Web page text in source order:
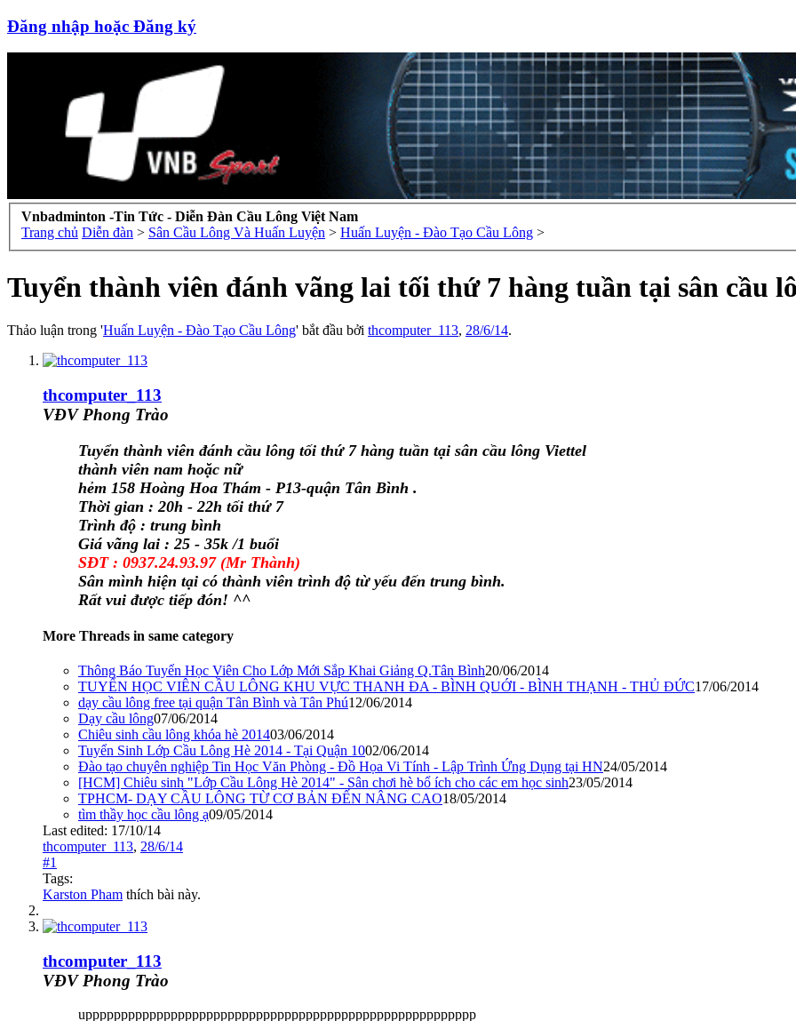
Đăng nhập hoặc Đăng ký
Vnbadminton -Tin Tức - Diễn Đàn Cầu Lông Việt Nam
Trang chủ Diễn đàn > Sân Cầu Lông Và Huấn Luyện > Huấn Luyện - Đào Tạo Cầu Lông >
Tuyển thành viên đánh vãng lai tối thứ 7 hàng tuần tại sân cầu
Thảo luận trong 'Huấn Luyện - Đào Tạo Cầu Lông' bắt đầu bởi thcomputer_113, 28/6/14.
thcomputer_113
VĐV Phong Trào
Tuyển thành viên đánh cầu lông tối thứ 7 hàng tuần tại sân cầu lông Viettel
thành viên nam hoặc nữ
hẻm 158 Hoàng Hoa Thám - P13-quận Tân Bình .
Thời gian : 20h - 22h tối thứ 7
Trình độ : trung bình
Giá vãng lai : 25 - 35k /1 buổi
SĐT : 0937.24.93.97 (Mr Thành)
Sân mình hiện tại có thành viên trình độ từ yếu đến trung bình.
Rất vui được tiếp đón! ^^
More Threads in same category
Thông Báo Tuyển Học Viên Cho Lớp Mới Sắp Khai Giảng Q.Tân Bình20/06/2014
TUYỂN HỌC VIÊN CẦU LÔNG KHU VỰC THANH ĐA - BÌNH QUỚI - BÌNH THẠNH - THỦ ĐỨC17/06/2014
dạy cầu lông free tại quận Tân Bình và Tân Phú12/06/2014
Dạy cầu lông07/06/2014
Chiêu sinh cầu lông khóa hè 201403/06/2014
Tuyển Sinh Lớp Cầu Lông Hè 2014 - Tại Quận 1002/06/2014
Đào tạo chuyên nghiệp Tin Học Văn Phòng - Đồ Họa Vi Tính - Lập Trình Ứng Dụng tại HN24/05/2014
[HCM] Chiêu sinh "Lớp Cầu Lông Hè 2014" - Sân chơi hè bổ ích cho các em học sinh23/05/2014
TPHCM- DẠY CẦU LÔNG TỪ CƠ BẢN ĐẾN NÂNG CAO18/05/2014
tìm thầy học cầu lông ạ09/05/2014
Last edited: 17/10/14
thcomputer_113, 28/6/14
#1
Tags:
Karston Pham thích bài này.
thcomputer_113
VĐV Phong Trào
uppppppppppppppppppppppppppppppppppppppppppppppppppppppp